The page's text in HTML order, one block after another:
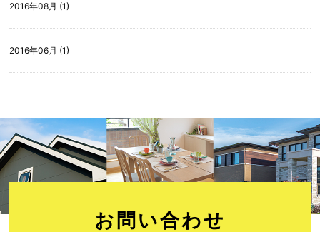
2016年08月 (1)
2016年06月 (1)
お問い合わせ​